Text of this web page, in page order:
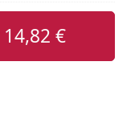
14,82 €